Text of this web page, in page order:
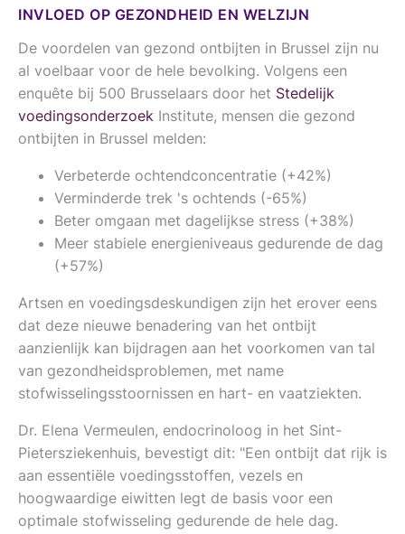
INVLOED OP GEZONDHEID EN WELZIJN
De voordelen van gezond ontbijten in Brussel zijn nu
al voelbaar voor de hele bevolking. Volgens een
enquête bij 500 Brusselaars door het Stedelijk
voedingsonderzoek Institute, mensen die gezond
ontbijten in Brussel melden:
Verbeterde ochtendconcentratie (+42%)
Verminderde trek 's ochtends (-65%)
Beter omgaan met dagelijkse stress (+38%)
Meer stabiele energieniveaus gedurende de dag
(+57%)
Artsen en voedingsdeskundigen zijn het erover eens
dat deze nieuwe benadering van het ontbijt
aanzienlijk kan bijdragen aan het voorkomen van tal
van gezondheidsproblemen, met name
stofwisselingsstoornissen en hart- en vaatziekten.
Dr. Elena Vermeulen, endocrinoloog in het Sint-
Pietersziekenhuis, bevestigt dit: "Een ontbijt dat rijk is
aan essentiële voedingsstoffen, vezels en
hoogwaardige eiwitten legt de basis voor een
optimale stofwisseling gedurende de hele dag.